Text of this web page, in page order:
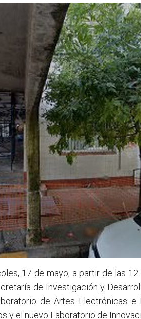
17 de mayo, a partir de las
de Investigación y
de Artes Electrónicas
y el nuevo Laboratorio de